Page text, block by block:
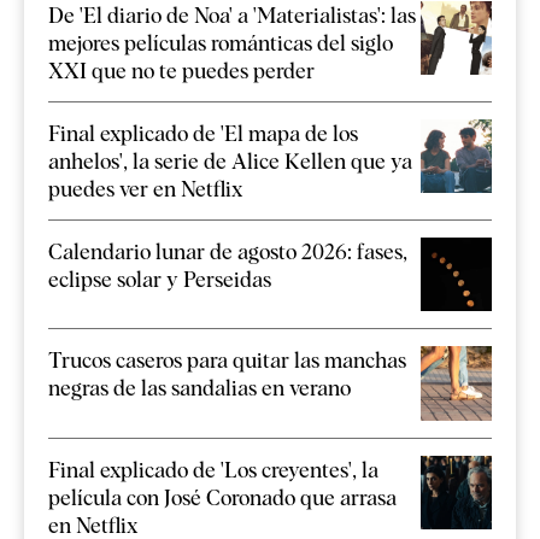
De 'El diario de Noa' a 'Materialistas': las
mejores películas románticas del siglo
XXI que no te puedes perder
Final explicado de 'El mapa de los
anhelos', la serie de Alice Kellen que ya
puedes ver en Netflix
Calendario lunar de agosto 2026: fases,
eclipse solar y Perseidas
Trucos caseros para quitar las manchas
negras de las sandalias en verano
Final explicado de 'Los creyentes', la
película con José Coronado que arrasa
en Netflix